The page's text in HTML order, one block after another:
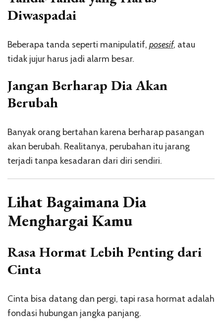
Diwaspadai
Beberapa tanda seperti manipulatif, posesif, atau
tidak jujur harus jadi alarm besar.
Jangan Berharap Dia Akan
Berubah
Banyak orang bertahan karena berharap pasangan
akan berubah. Realitanya, perubahan itu jarang
terjadi tanpa kesadaran dari diri sendiri.
Lihat Bagaimana Dia
Menghargai Kamu
Rasa Hormat Lebih Penting dari
Cinta
Cinta bisa datang dan pergi, tapi rasa hormat adalah
fondasi hubungan jangka panjang.